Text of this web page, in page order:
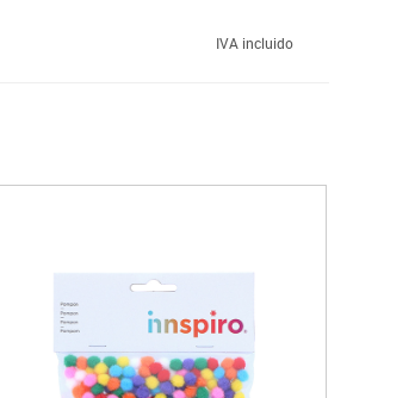
IVA incluido